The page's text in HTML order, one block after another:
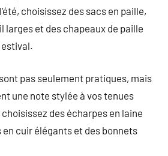
choisissez des sacs en paille,
larges et des chapeaux de paille
estival.
pas seulement pratiques, mais
une note stylée à vos tenues
choisissez des écharpes en laine
cuir élégants et des bonnets